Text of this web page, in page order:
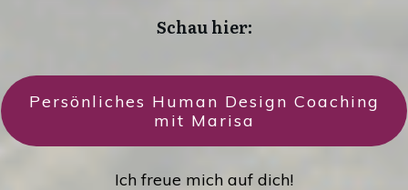
Schau hier:
Persönliches Human Design Coaching
mit Marisa
Ich freue mich auf dich!